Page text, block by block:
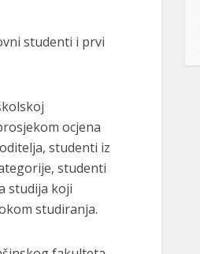
studenti i prvi
ocjena
studenti iz
studenti
studija koji
studiranja.